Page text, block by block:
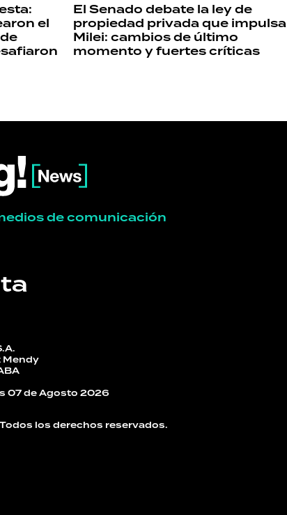
el
El Senado debate la ley de
propiedad privada que impulsa
Milei: cambios de último
momento y fuertes críticas
de comunicación
Mendy
07 de Agosto 2026
los derechos reservados.